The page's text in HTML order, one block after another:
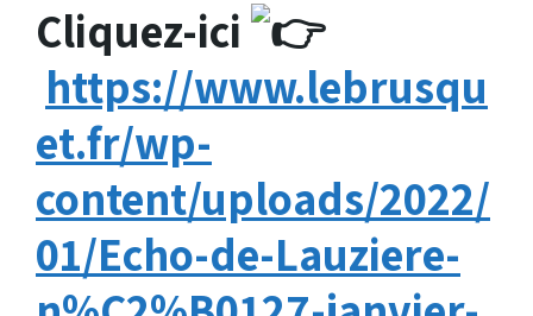
Cliquez-ici
https://www.lebrusqu
et.fr/wp-
content/uploads/2022/
01/Echo-de-Lauziere-